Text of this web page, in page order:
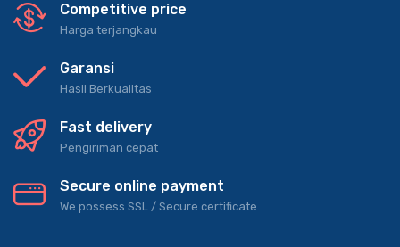
Competitive price
Harga terjangkau
Garansi
Hasil Berkualitas
Fast delivery
Pengiriman cepat
Secure online payment
We possess SSL / Secure сertificate